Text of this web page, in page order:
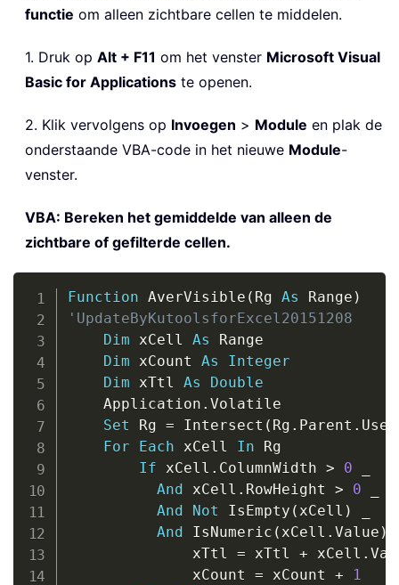
functie om alleen zichtbare cellen te middelen.
1. Druk op Alt + F11 om het venster Microsoft Visual
Basic for Applications te openen.
2. Klik vervolgens op Invoegen > Module en plak de
onderstaande VBA-code in het nieuwe Module-
venster.
VBA: Bereken het gemiddelde van alleen de
zichtbare of gefilterde cellen.
Function AverVisible ( Rg As Range )
'UpdateByKutoolsforExcel20151208
Dim xCell As Range
Dim xCount As
Integer
Dim xTtl As
Double
    Application
. Volatile
Set Rg = Intersect ( Rg . Parent .
For
Each xCell In Rg
If xCell . ColumnWidth > 0
And
xCell . RowHeight > 0
And
Not IsEmpty ( xCell )
And
IsNumeric ( xCell . Value )
              xTtl
= xTtl + xCell .
              xCount
= xCount +
1
Copy